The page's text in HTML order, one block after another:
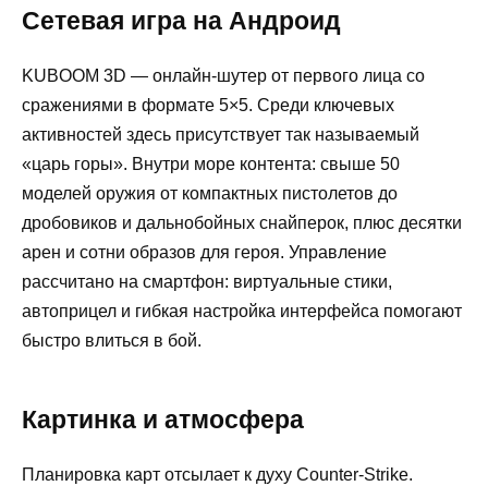
Сетевая игра на Андроид
KUBOOM 3D — онлайн‑шутер от первого лица со
сражениями в формате 5×5. Среди ключевых
активностей здесь присутствует так называемый
«царь горы». Внутри море контента: свыше 50
моделей оружия от компактных пистолетов до
дробовиков и дальнобойных снайперок, плюс десятки
арен и сотни образов для героя. Управление
рассчитано на смартфон: виртуальные стики,
автоприцел и гибкая настройка интерфейса помогают
быстро влиться в бой.
Картинка и атмосфера
Планировка карт отсылает к духу Counter‑Strike.